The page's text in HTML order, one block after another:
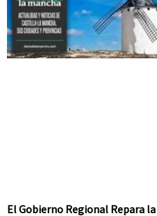
El Gobierno Regional Repara